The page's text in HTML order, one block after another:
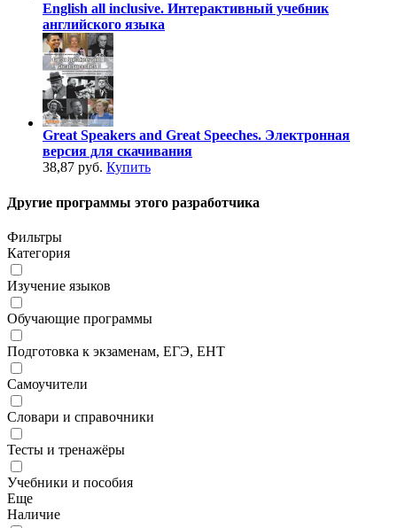
English all inclusive. Интерактивный учебник
английского языка
Great Speakers and Great Speeches. Электронная
версия для скачивания
38,87 руб. Купить
Другие программы этого разработчика
Фильтры
Категория
Изучение языков
Обучающие программы
Подготовка к экзаменам, ЕГЭ, ЕНТ
Самоучители
Словари и справочники
Тесты и тренажёры
Учебники и пособия
Еще
Наличие